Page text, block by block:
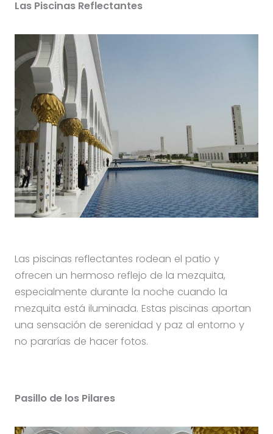
Las Piscinas Reflectantes
Las piscinas reflectantes rodean el patio y
ofrecen un hermoso reflejo de la mezquita,
especialmente durante la noche cuando la
mezquita está iluminada. Estas piscinas aportan
una sensación de serenidad y paz al entorno y
no pararías de hacer fotos.
Pasillo de los Pilares